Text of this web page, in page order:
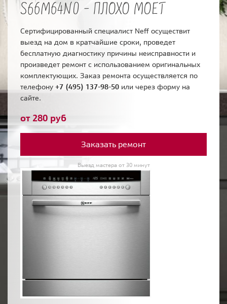
S66M64N0 - ПЛОХО МОЕТ
Сертифицированный специалист Neff осуществит
выезд на дом в кратчайшие сроки, проведет
бесплатную диагностику причины неисправности и
произведет ремонт с использованием оригинальных
комплектующих. Заказ ремонта осуществляется по
телефону +7 (495) 137-98-50 или через форму на
сайте.
от 280 руб
Заказать ремонт
Выезд мастера от 30 минут